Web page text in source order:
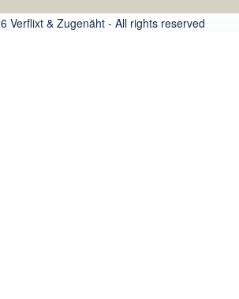
Verflixt & Zugenäht - All rights reserved